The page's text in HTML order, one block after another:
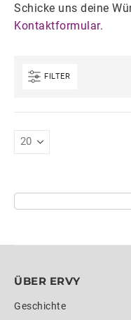
Schicke uns deine
Kontaktformular.
FILTER
ÜBER ERVY
Geschichte